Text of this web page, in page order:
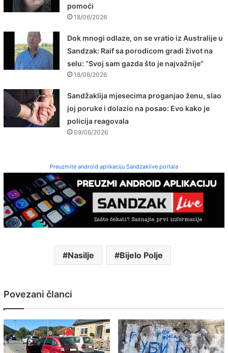
pomoći
18/06/2026
Dok mnogi odlaze, on se vratio iz Australije u
Sandzak: Raif sa porodicom gradi život na
selu: ”Svoj sam gazda što je najvažnije”
18/06/2026
Sandžaklija mjesecima proganjao ženu, slao
joj poruke i dolazio na posao: Evo kako je
policija reagovala
09/06/2026
Preuzmite android aplikaciju Sandzaklive portala
Nasilje Bijelo Polje
Povezani članci